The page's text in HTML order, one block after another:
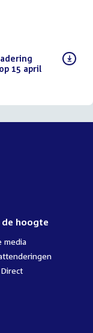
15 april
hoogte
media